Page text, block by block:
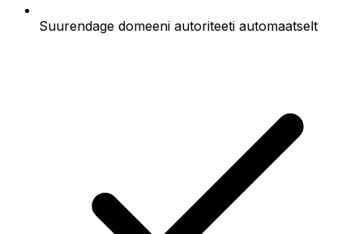
Suurendage domeeni autoriteeti automaatselt